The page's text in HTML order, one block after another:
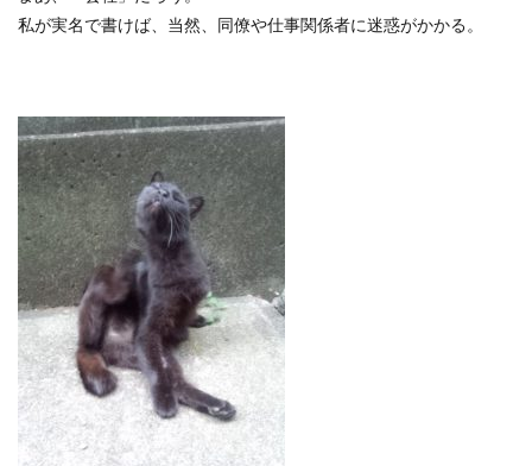
私が実名で書けば、当然、同僚や仕事関係者に迷惑がかかる。